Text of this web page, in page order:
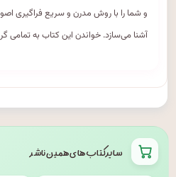
و شما را با روش مدرن و سریع فراگیری
آشنا می‌سازد. خواندن این کتاب به
سایر کتاب های همین ناشر